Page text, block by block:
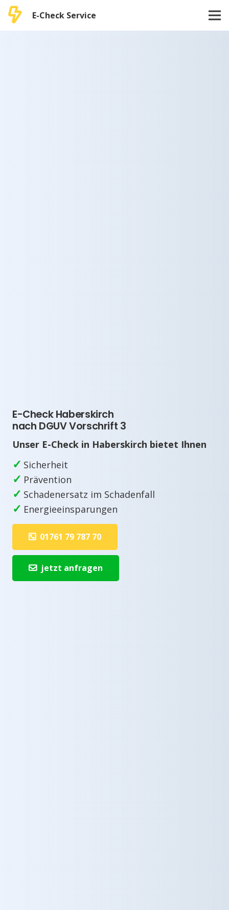
E-Check Service
E-Check Haberskirch
nach DGUV Vorschrift 3
Unser E-Check in Haberskirch bietet Ihnen
✓ Sicherheit
✓ Prävention
✓ Schadenersatz im Schadenfall
✓ Energieeinsparungen
01761 79 787 70
jetzt anfragen